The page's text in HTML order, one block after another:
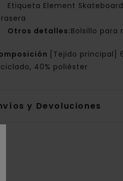
Etiqueta Element
Otros detalles:Bolsillo para
[Tejido principal]
40% poliéster
y Devoluciones